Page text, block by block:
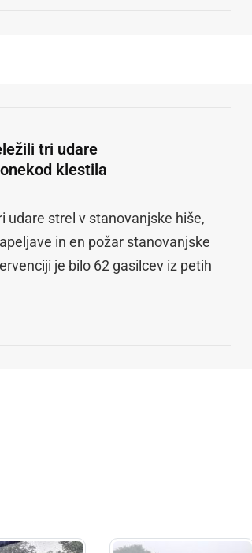
tri udare
klestila
udare strel v stanovanjske hiše,
in en požar stanovanjske
je bilo 62 gasilcev iz petih